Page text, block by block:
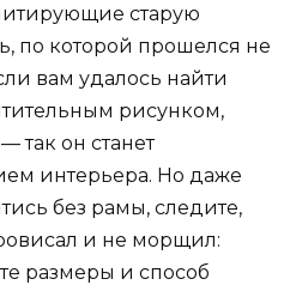
старую
по которой прошелся не
вам удалось найти
рисунком,
так он станет
интерьера. Но даже
без рамы, следите,
и не морщил:
размеры и способ